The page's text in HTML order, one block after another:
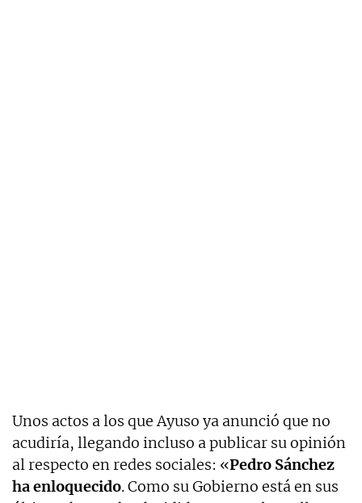
Unos actos a los que Ayuso ya anunció que no
acudiría, llegando incluso a publicar su opinión
al respecto en redes sociales: «Pedro Sánchez
ha enloquecido. Como su Gobierno está en sus